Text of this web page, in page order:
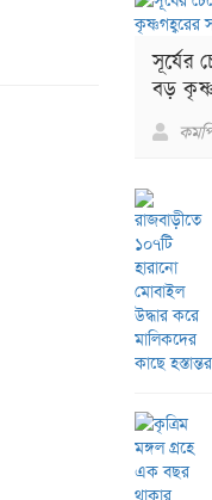
সূর্যের
বড়